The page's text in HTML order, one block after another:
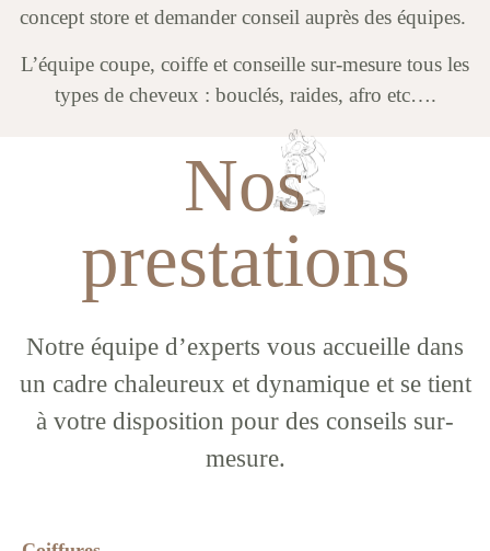
concept store et demander conseil auprès des équipes.
L’équipe coupe, coiffe et conseille sur-mesure tous les
types de cheveux : bouclés, raides, afro etc….
Nos
prestations
Notre équipe d’experts vous accueille dans
un cadre chaleureux et dynamique et se tient
à votre disposition pour des conseils sur-
mesure.